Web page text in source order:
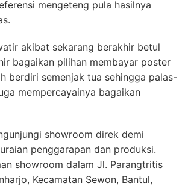
mengeteng pula hasilnya
akibat sekarang berakhir betul
bagaikan pilihan membayar poster
berdiri semenjak tua sehingga palas-
mempercayainya bagaikan
showroom direk demi
penggarapan dan produksi.
showroom dalam Jl. Parangtritis
Kecamatan Sewon, Bantul,